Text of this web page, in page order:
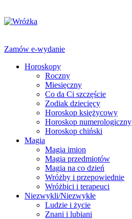
Zamów e-wydanie
Horoskopy
Roczny
Miesięczny
Co da Ci szczęście
Zodiak dziecięcy
Horoskop księżycowy
Horoskop numerologiczny
Horoskop chiński
Magia
Magia imion
Magia przedmiotów
Magia na co dzień
Wróżby i przepowiednie
Wróżbici i terapeuci
Niezwykli/Niezwykłe
Ludzie i życie
Znani i lubiani